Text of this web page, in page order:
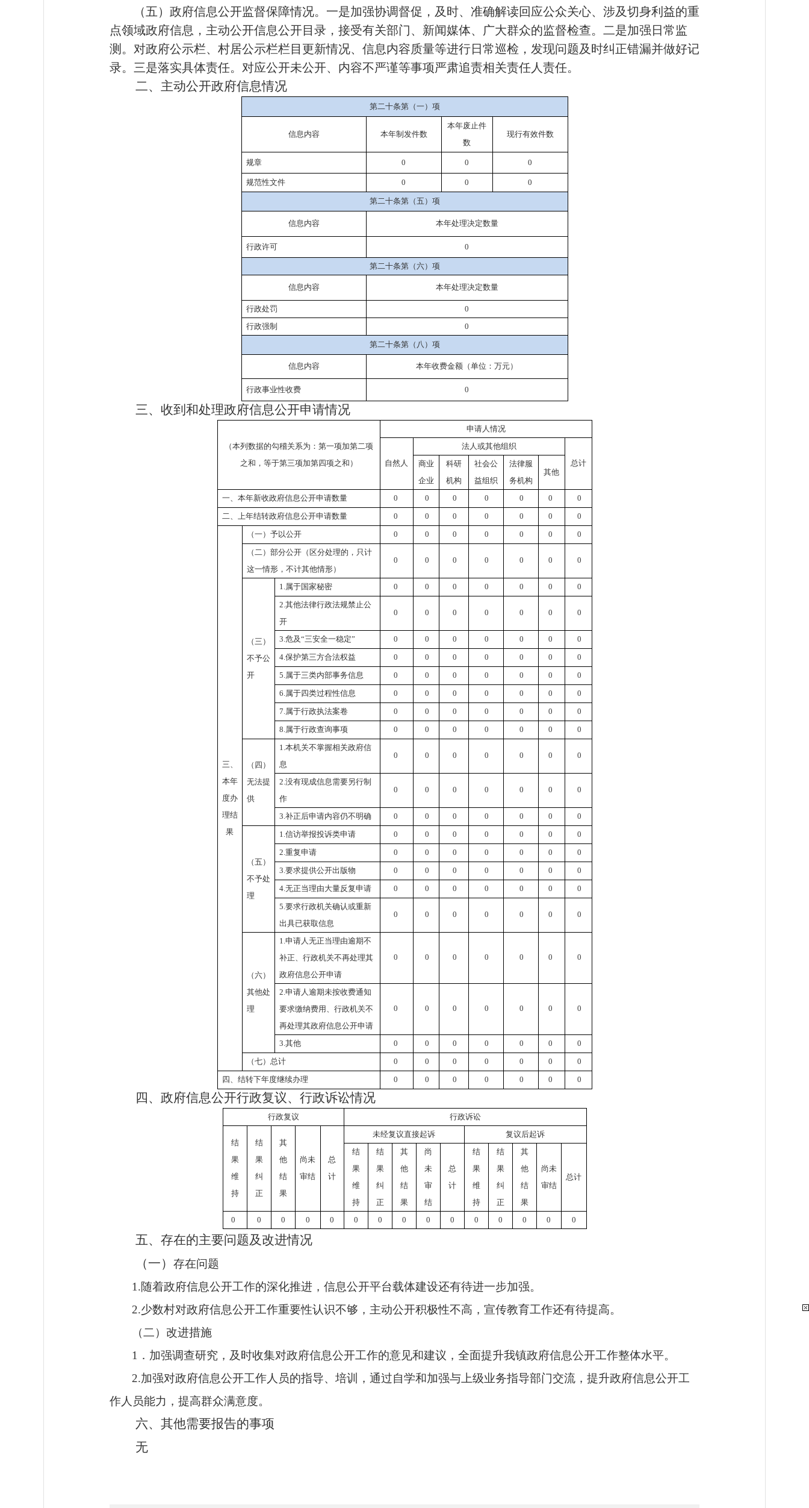
（五）政府信息公开监督保障情况。一是加强协调督促，及时、准确解读回应公众关心、涉及切身利益的重
点领域政府信息，主动公开信息公开目录，接受有关部门、新闻媒体、广大群众的监督检查。二是加强日常监
测。对政府公示栏、村居公示栏栏目更新情况、信息内容质量等进行日常巡检，发现问题及时纠正错漏并做好记
录。三是落实具体责任。对应公开未公开、内容不严谨等事项严肃追责相关责任人责任。
二、主动公开政府信息情况
第二十条第（一）项
信息内容 本年制发件数
本年废止件
数
现行有效件数
规章 0 0 0
规范性文件 0 0 0
第二十条第（五）项
信息内容 本年处理决定数量
行政许可 0
第二十条第（六）项
信息内容 本年处理决定数量
行政处罚
0
行政强制
0
第二十条第（八）项
信息内容 本年收费金额（单位：万元）
行政事业性收费 0
三、收到和处理政府信息公开申请情况
（本列数据的勾稽关系为：第一项加第二项
之和，等于第三项加第四项之和）
申请人情况
自然人
法人或其他组织
总计
商业
企业
科研
机构
社会公
益组织
法律服
务机构
其他
一、本年新收政府信息公开申请数量 0 0 0 0 0 0
0
二、上年结转政府信息公开申请数量
0 0 0 0 0 0 0
三、
本年
度办
理结
果
（一）予以公开 0 0 0 0 0 0
0
（二）部分公开（ 区分处理的，只计
这一情形，不计其他情形）
0 0 0 0 0 0 0
（三）
不予公
开
1.属于国家秘密 0 0 0 0 0 0
0
2.其他法律行政法规禁止公
开
0 0 0 0 0 0 0
3.危及“三安全一稳定” 0 0 0 0 0 0
0
4.保护第三方合法权益
0 0 0 0 0 0
0
5.属于三类内部事务信息
0 0 0 0 0 0
0
6.属于四类过程性信息
0 0 0 0 0 0
0
7.属于行政执法案卷
0 0 0 0 0 0
0
8.属于行政查询事项
0 0 0 0 0 0 0
（四）
无法提
供
1.本机关不掌握相关政府信
息
0 0 0 0 0 0 0
2.没有现成信息需要另行制
作
0 0 0 0 0 0 0
3.补正后申请内容仍不明确 0 0 0 0 0 0 0
（五）
不予处
理
1.信访举报投诉类申请 0 0 0 0 0 0
0
2.重复申请
0 0 0 0 0 0
0
3.要求提供公开出版物
0 0 0 0 0 0
0
4.无正当理由大量反复申请
0 0 0 0 0 0
0
5.要求行政机关确认或重新
出具已获取信息
0 0 0 0 0 0 0
（六）
其他处
理
1.申请人无正当理由逾期不
补正、行政机关不再处理其
政府信息公开申请
0 0 0 0 0 0 0
2.申请人逾期未按收费通知
要求缴纳费用、行政机关不
再处理其政府信息公开申请
0 0 0 0 0 0 0
3.其他 0 0 0 0 0 0
0
（七）总计
0 0 0 0 0 0
0
四、结转下年度继续办理
0 0 0 0 0 0 0
四、政府信息公开行政复议、行政诉讼情况
行政复议 行政诉讼
结
果
维
持
结
果
纠
正
其
他
结
果
尚未
审结
总
计
未经复议直接起诉
复议后起诉
结
果
维
持
结
果
纠
正
其
他
结
果
尚
未
审
结
总
计
结
果
维
持
结
果
纠
正
其
他
结
果
尚未
审结
总计
0 0 0 0 0 0 0 0 0 0 0 0 0 0 0
五、存在的主要问题及改进情况
（一） 存在问题
1.随着政府信息公开工作的深化推进，信息公开平台载体建设还有待进一步加强。
2.少数村对政府信息公开工作重要性认识不够，主动公开积极性不高，宣传教育工作还有待提高。
（二）改进措施
1．加强调查研究，及时收集对政府信息公开工作的意见和建议，全面提升我镇政府信息公开工作整体水平。
2.加强对政府信息公开工作人员的指导、培训，通过自学和加强与上级业务指导部门交流，提升政府信息公开工
作人员能力，提高群众满意度。
六、其他需要报告的事项
无